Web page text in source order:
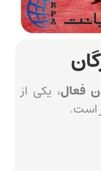
، یکی از
است.